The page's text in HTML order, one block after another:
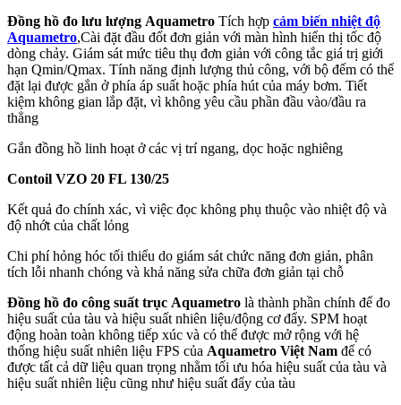
Đồng hồ đo lưu lượng Aquametro Tích hợp cảm biến nhiệt độ
Aquametro,Cài đặt đầu đốt đơn giản với màn hình hiển thị tốc độ
dòng chảy. Giám sát mức tiêu thụ đơn giản với công tắc giá trị giới
hạn Qmin/Qmax. Tính năng định lượng thủ công, với bộ đếm có thể
đặt lại được gắn ở phía áp suất hoặc phía hút của máy bơm. Tiết
kiệm không gian lắp đặt, vì không yêu cầu phần đầu vào/đầu ra
thẳng
Gắn đồng hồ linh hoạt ở các vị trí ngang, dọc hoặc nghiêng
Contoil VZO 20 FL 130/25
Kết quả đo chính xác, vì việc đọc không phụ thuộc vào nhiệt độ và
độ nhớt của chất lỏng
Chi phí hỏng hóc tối thiểu do giám sát chức năng đơn giản, phân
tích lỗi nhanh chóng và khả năng sửa chữa đơn giản tại chỗ
Đồng hồ đo công suất trục Aquametro là thành phần chính để đo
hiệu suất của tàu và hiệu suất nhiên liệu/động cơ đẩy. SPM hoạt
động hoàn toàn không tiếp xúc và có thể được mở rộng với hệ
thống hiệu suất nhiên liệu FPS của Aquametro Việt Nam để có
được tất cả dữ liệu quan trọng nhằm tối ưu hóa hiệu suất của tàu và
hiệu suất nhiên liệu cũng như hiệu suất đẩy của tàu